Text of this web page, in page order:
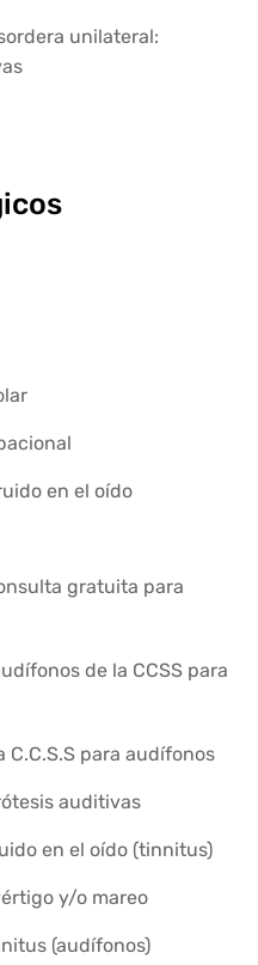
unilateral:
en el oído
gratuita para
de la CCSS para
C.C.S.S para audífonos
auditivas
en el oído (tinnitus)
y/o mareo
(audífonos)